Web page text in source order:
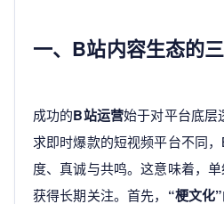
一、B站内容生态的
成功的B站运营始于对平台底层
求即时爆款的短视频平台不同
度、真诚与共鸣。这意味着，
获得长期关注。首先， “梗文化”